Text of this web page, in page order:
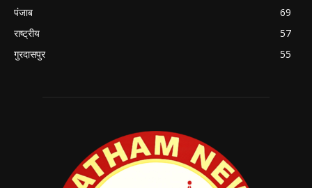
पंजाब
69
राष्ट्रीय
57
गुरदासपुर
55